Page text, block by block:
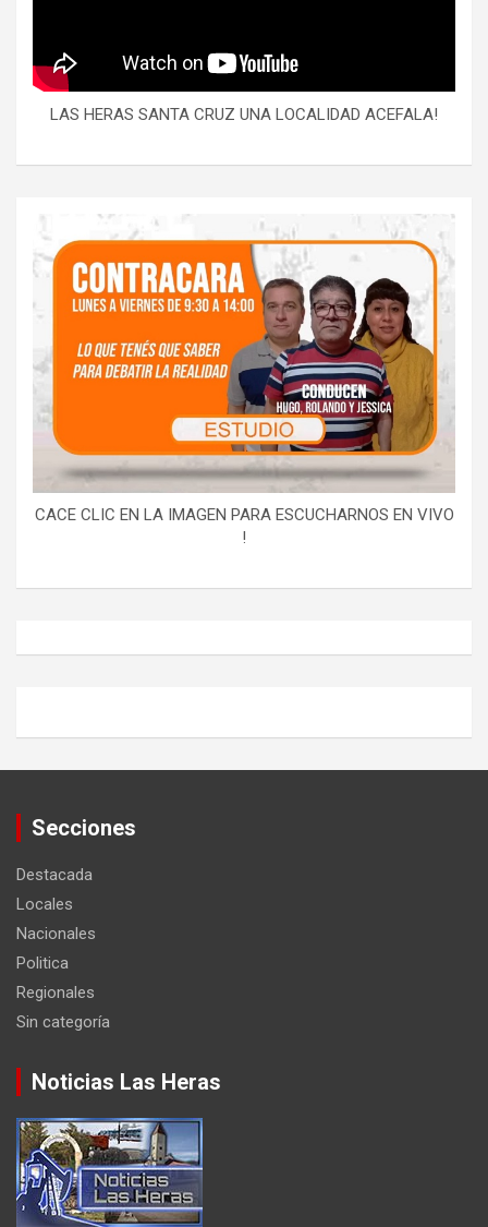
LAS HERAS SANTA CRUZ UNA LOCALIDAD ACEFALA!
CACE CLIC EN LA IMAGEN PARA ESCUCHARNOS EN VIVO
!
Secciones
Destacada
Locales
Nacionales
Politica
Regionales
Sin categoría
Noticias Las Heras